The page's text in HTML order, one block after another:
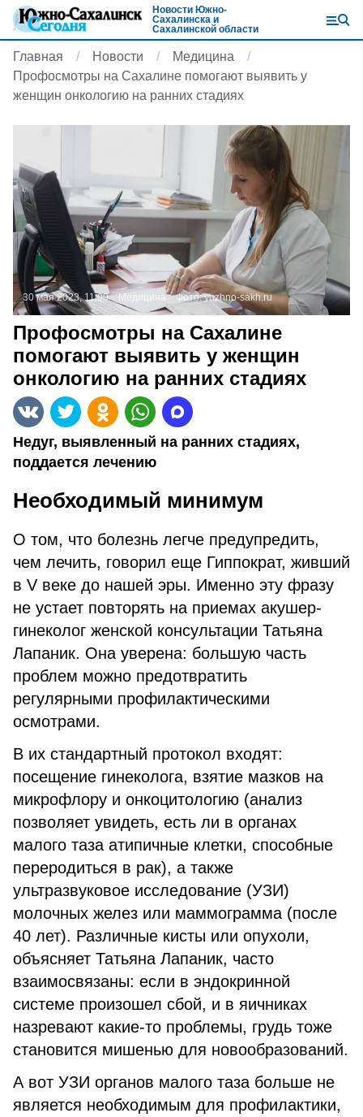
Новости Южно-
Сахалинска и
Сахалинской области
Главная Новости
Медицина
Профосмотры на Сахалине помогают выявить у
женщин онкологию на ранних стадиях
30 мая 2023, 11:00 Медицина Фото:yuzhno-sakh.ru
Профосмотры на Сахалине
помогают выявить у женщин
онкологию на ранних стадиях
Недуг, выявленный на ранних стадиях,
поддается лечению
Необходимый минимум
О том, что болезнь легче предупредить,
чем лечить, говорил еще Гиппократ, живший
в V веке до нашей эры. Именно эту фразу
не устает повторять на приемах акушер-
гинеколог женской консультации Татьяна
Лапаник. Она уверена: большую часть
проблем можно предотвратить
регулярными профилактическими
осмотрами.
В их стандартный протокол входят:
посещение гинеколога, взятие мазков на
микрофлору и онкоцитологию (анализ
позволяет увидеть, есть ли в органах
малого таза атипичные клетки, способные
переродиться в рак), а также
ультразвуковое исследование (УЗИ)
молочных желез или маммограмма (после
40 лет). Различные кисты или опухоли,
объясняет Татьяна Лапаник, часто
взаимосвязаны: если в эндокринной
системе произошел сбой, и в яичниках
назревают какие-то проблемы, грудь тоже
становится мишенью для новообразований.
А вот УЗИ органов малого таза больше не
является необходимым для профилактики,